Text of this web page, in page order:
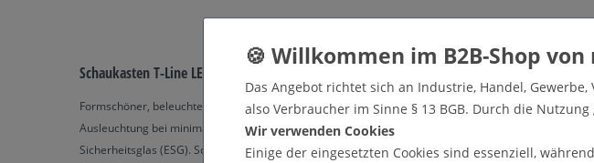
Schaukasten T-Line LED 6 x DIN A4
Formschöner, beleuchteter Schaukasten aus Aluminium. Durch energiesparende LED-Technologie
Ausleuchtung bei minimalem Stromverbrauch erreicht. In Ev1/E6 silber eloxierter Rahmen mit
Sicherheitsglas (ESG). Schlagfest und verschließbar, inkl. 2 Schlüssel. Rückwand aus
Das Angebot richtet sich an Industrie, Handel,
also Verbraucher im Sinne § 13 BGB. Durch die
Wir verwenden Cookies
Einige der eingesetzten Cookies sind essenziell,